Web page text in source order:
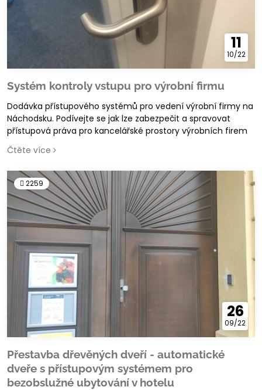
11
10/22
Systém kontroly vstupu pro výrobní firmu
Dodávka přístupového systémů pro vedení výrobní firmy na
Náchodsku. Podívejte se jak lze zabezpečit a spravovat
přístupová práva pro kancelářské prostory výrobních firem
Čtěte více
2259
26
09/22
Přestavba dřevěných dveří - automatické
dveře s přístupovým systémem pro
bezobslužné ubytování v hotelu